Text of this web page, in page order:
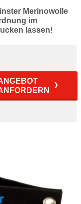
Merinowolle
im
lassen!